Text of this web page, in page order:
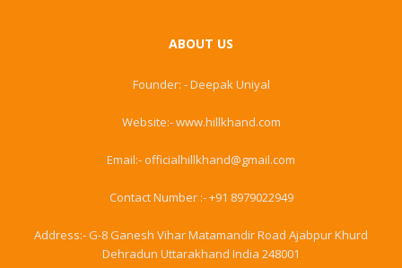
ABOUT US
Founder: - Deepak Uniyal
Website:- www.hillkhand.com
Email:- officialhillkhand@gmail.com
Contact Number :- +91 8979022949
Address:- G-8 Ganesh Vihar Matamandir Road Ajabpur Khurd
Dehradun Uttarakhand India 248001